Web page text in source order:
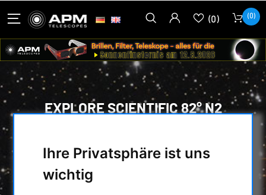
Ihre Privatsphäre ist uns
wichtig
(0) (0)
EXPLORE SCIENTIFIC 82° N2
HOME / OPTISCHES ZUBEHÖR / OKULARE
EXPLORE SCIENTIFIC